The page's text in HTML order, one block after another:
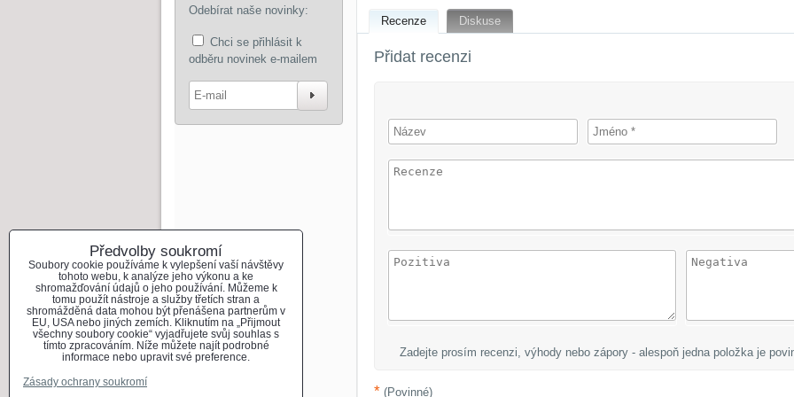
Recenze Diskuse
Přidat recenzi
Zadejte prosím recenzi, výhody nebo zápory - alespoň jedna položka je
*(Povinné)
Odebírat naše novinky:
Chci se přihlásit k
odběru novinek e-mailem
Předvolby soukromí
Soubory cookie používáme k vylepšení vaší návštěvy
tohoto webu, k analýze jeho výkonu a ke
shromažďování údajů o jeho používání. Můžeme k
tomu použít nástroje a služby třetích stran a
shromážděná data mohou být přenášena partnerům v
EU, USA nebo jiných zemích. Kliknutím na „Přijmout
všechny soubory cookie“ vyjadřujete svůj souhlas s
tímto zpracováním. Níže můžete najít podrobné
informace nebo upravit své preference.
Zásady ochrany soukromí